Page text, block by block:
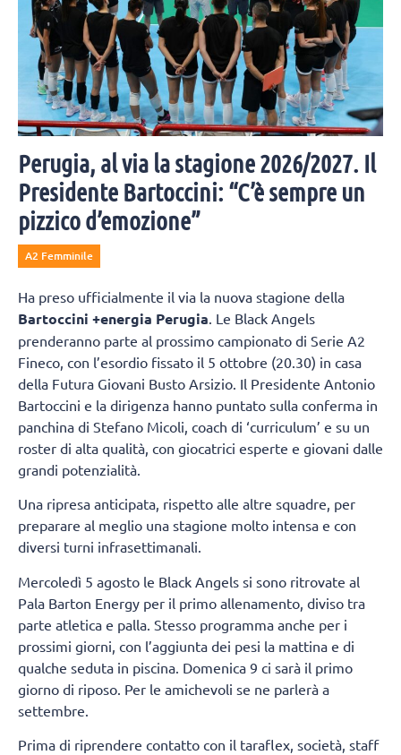
Perugia, al via la stagione 2026/2027. Il
Presidente Bartoccini: “C’è sempre un
pizzico d’emozione”
A2 Femminile
Ha preso ufficialmente il via la nuova stagione della
Bartoccini +energia Perugia . Le Black Angels
prenderanno parte al prossimo campionato di Serie A2
Fineco, con l’esordio fissato il 5 ottobre (20.30) in casa
della Futura Giovani Busto Arsizio. Il Presidente Antonio
Bartoccini e la dirigenza hanno puntato sulla conferma in
panchina di Stefano Micoli, coach di ‘curriculum’ e su un
roster di alta qualità, con giocatrici esperte e giovani dalle
grandi potenzialità.
Una ripresa anticipata, rispetto alle altre squadre, per
preparare al meglio una stagione molto intensa e con
diversi turni infrasettimanali.
Mercoledì 5 agosto le Black Angels si sono ritrovate al
Pala Barton Energy per il primo allenamento, diviso tra
parte atletica e palla. Stesso programma anche per i
prossimi giorni, con l’aggiunta dei pesi la mattina e di
qualche seduta in piscina. Domenica 9 ci sarà il primo
giorno di riposo. Per le amichevoli se ne parlerà a
settembre.
Prima di riprendere contatto con il taraflex, società, staff